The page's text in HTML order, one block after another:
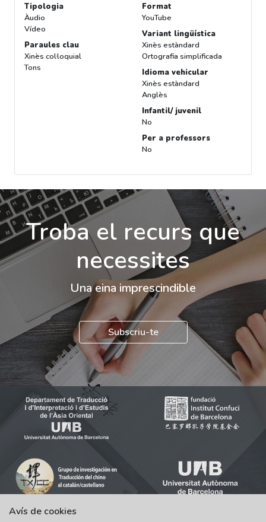
Tipologia
Àudio
Vídeo
Paraules clau
Xinès col·loquial
Tons
Format
YouTube
Variant lingüística
Xinès estàndard
Ortografia simplificada
Idioma vehicular
Xinès estàndard
Anglès
Infantil/ juvenil
No
Per a professors
No
Troba el recurs que
necessites
Una eina imprescindible
Subscriu-te
Avís de cookies